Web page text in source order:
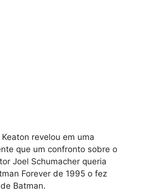
revelou em uma
que um confronto sobre o
Joel Schumacher queria
Forever de 1995 o fez
Batman.